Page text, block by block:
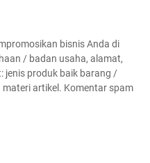
bisnis Anda di
/ badan usaha, alamat,
jenis produk baik barang /
artikel. Komentar spam